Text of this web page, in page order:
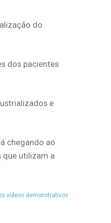
do
dos pacientes
e
chegando ao
que utilizam a
vídeos demonstrativos